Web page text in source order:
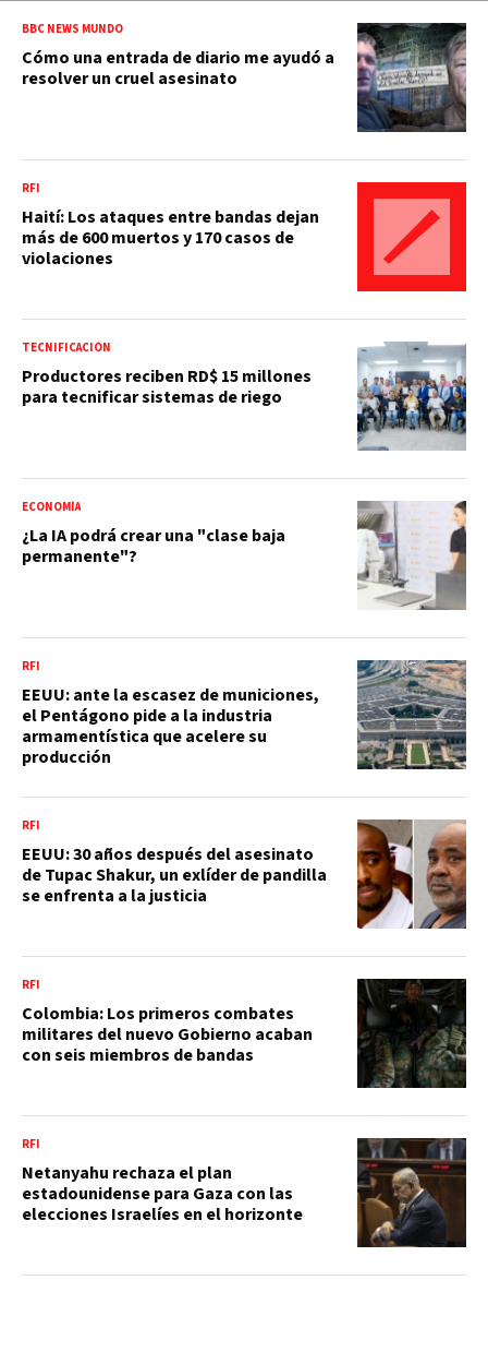
BBC NEWS MUNDO
Cómo una entrada de diario me ayudó a
resolver un cruel asesinato
RFI
Haití: Los ataques entre bandas dejan
más de 600 muertos y 170 casos de
violaciones
TECNIFICACIÓN
Productores reciben RD$ 15 millones
para tecnificar sistemas de riego
ECONOMÍA
¿La IA podrá crear una "clase baja
permanente"?
RFI
EEUU: ante la escasez de municiones,
el Pentágono pide a la industria
armamentística que acelere su
producción
RFI
EEUU: 30 años después del asesinato
de Tupac Shakur, un exlíder de pandilla
se enfrenta a la justicia
RFI
Colombia: Los primeros combates
militares del nuevo Gobierno acaban
con seis miembros de bandas
RFI
Netanyahu rechaza el plan
estadounidense para Gaza con las
elecciones Israelíes en el horizonte